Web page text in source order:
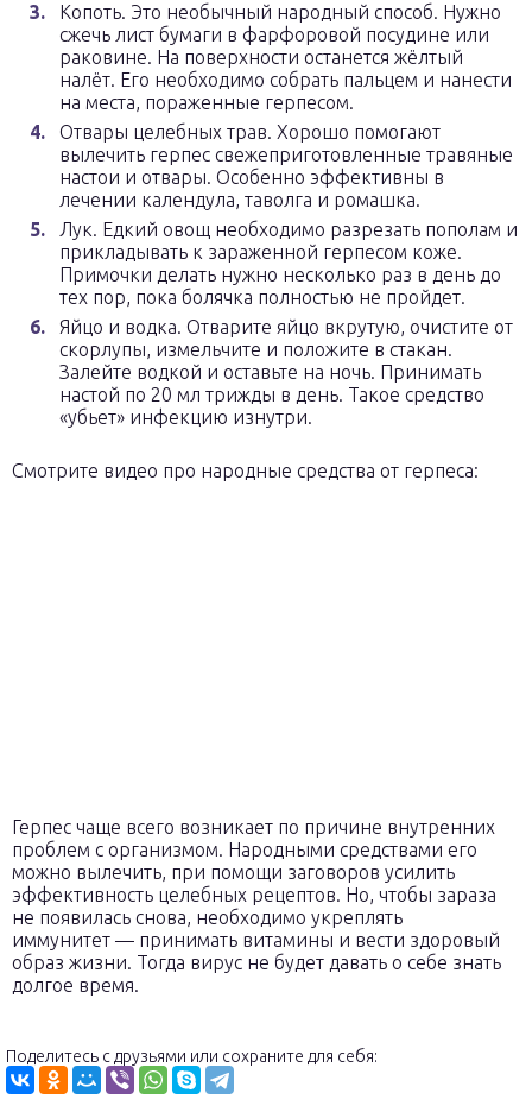
Копоть. Это необычный народный способ. Нужно
сжечь лист бумаги в фарфоровой посудине или
раковине. На поверхности останется жёлтый
налёт. Его необходимо собрать пальцем и нанести
на места, пораженные герпесом.
Отвары целебных трав. Хорошо помогают
вылечить герпес свежеприготовленные травяные
настои и отвары. Особенно эффективны в
лечении календула, таволга и ромашка.
Лук. Едкий овощ необходимо разрезать пополам и
прикладывать к зараженной герпесом коже.
Примочки делать нужно несколько раз в день до
тех пор, пока болячка полностью не пройдет.
Яйцо и водка. Отварите яйцо вкрутую, очистите от
скорлупы, измельчите и положите в стакан.
Залейте водкой и оставьте на ночь. Принимать
настой по 20 мл трижды в день. Такое средство
«убьет» инфекцию изнутри.
Смотрите видео про народные средства от герпеса:
Герпес чаще всего возникает по причине внутренних
проблем с организмом. Народными средствами его
можно вылечить, при помощи заговоров усилить
эффективность целебных рецептов. Но, чтобы зараза
не появилась снова, необходимо укреплять
иммунитет — принимать витамины и вести здоровый
образ жизни. Тогда вирус не будет давать о себе знать
долгое время.
Поделитесь с друзьями или сохраните для себя: